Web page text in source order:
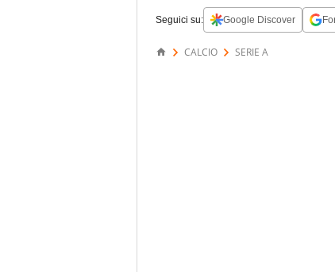
Seguici su: Google Discover
CALCIO SERIE A